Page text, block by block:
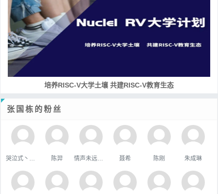
培养RISC-V大学土壤 共建RISC-V教育生态
张国栋的粉丝
陈羿 聂希 陈刚 朱成琳